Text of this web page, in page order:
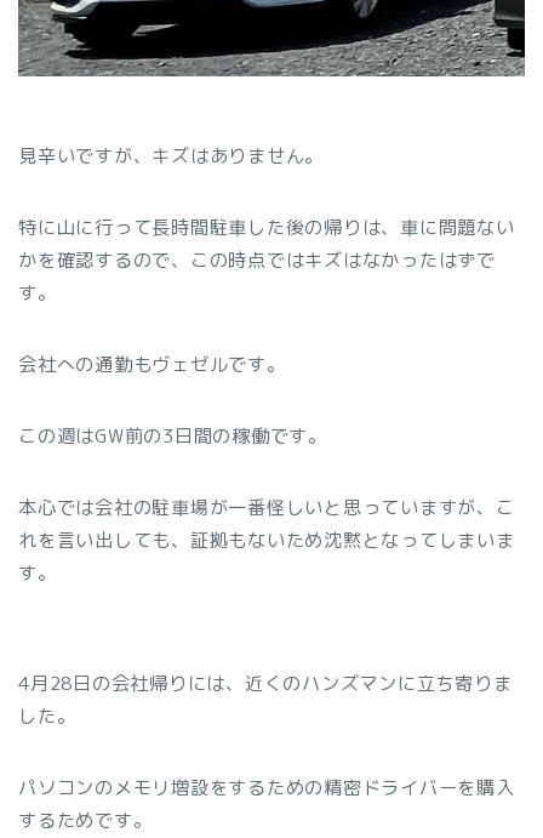
見辛いですが、キズはありません。
特に山に行って長時間駐車した後の帰りは、車に問題ない
かを確認するので、この時点ではキズはなかったはずで
す。
会社への通勤もヴェゼルです。
この週はGW前の3日間の稼働です。
本心では会社の駐車場が一番怪しいと思っていますが、こ
れを言い出しても、証拠もないため沈黙となってしまいま
す。
4月28日の会社帰りには、近くのハンズマンに立ち寄りま
した。
パソコンのメモリ増設をするための精密ドライバーを購入
するためです。